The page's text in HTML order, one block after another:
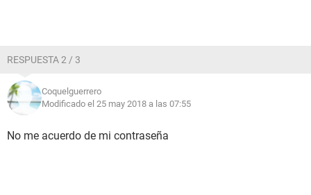
RESPUESTA 2 / 3
Coquelguerrero
Modificado el 25 may 2018 a las 07:55
No me acuerdo de mi contraseña